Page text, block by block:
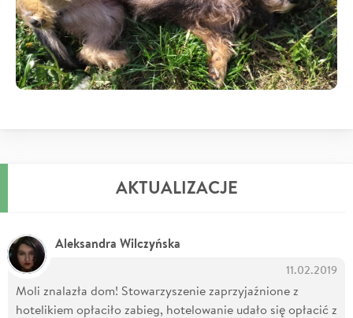
AKTUALIZACJE
Aleksandra Wilczyńska
11.02.2019
Moli znalazła dom! Stowarzyszenie zaprzyjaźnione z
hotelikiem opłaciło zabieg, hotelowanie udało się opłacić z